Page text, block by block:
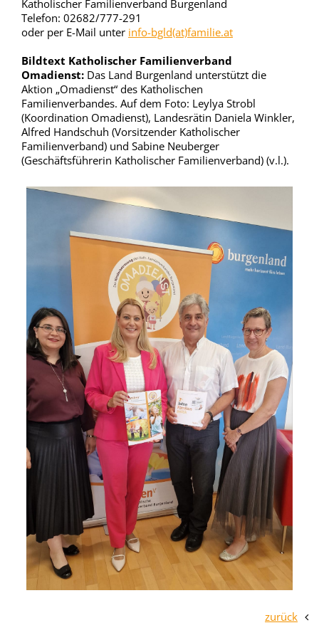
Katholischer Familienverband Burgenland
Telefon: 02682/777-291
oder per E-Mail unter info-bgld(at)familie.at
Bildtext Katholischer Familienverband
Omadienst: Das Land Burgenland unterstützt die
Aktion „Omadienst“ des Katholischen
Familienverbandes. Auf dem Foto: Leylya Strobl
(Koordination Omadienst), Landesrätin Daniela Winkler,
Alfred Handschuh (Vorsitzender Katholischer
Familienverband) und Sabine Neuberger
(Geschäftsführerin Katholischer Familienverband) (v.l.).
zurück